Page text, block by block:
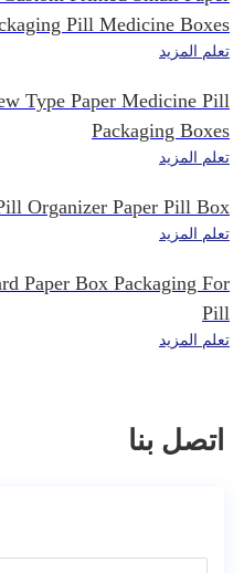
Pill Medicine Boxes
تعلم المزيد
Type Paper Medicine Pill
Packaging Boxes
تعلم المزيد
Organizer Paper Pill Box
تعلم المزيد
Paper Box Packaging For
Pill
تعلم المزيد
اتصل بنا